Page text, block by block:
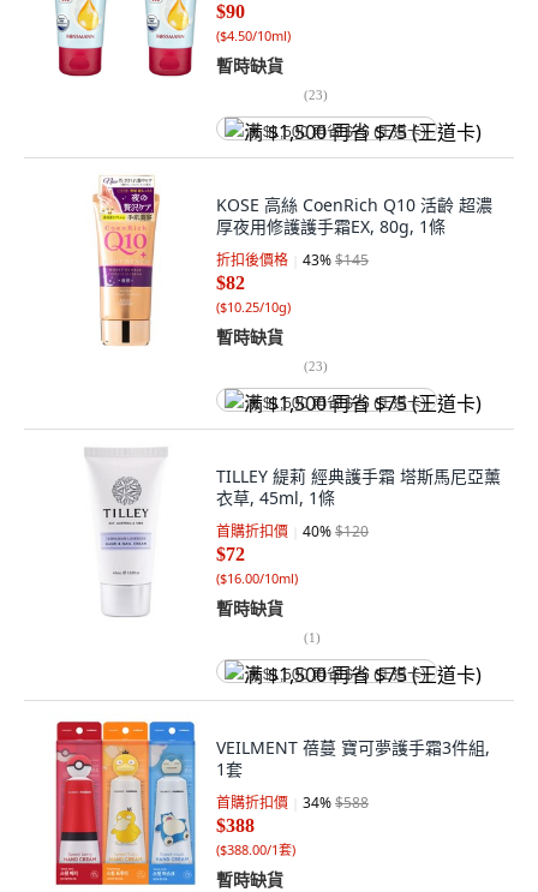
$90
($4.50/10ml)
暫時缺貨
(23)
满 $1,500 再省 $75 (王道卡)
KOSE 高絲 CoenRich Q10 活齡 超濃
厚夜用修護護手霜EX, 80g, 1條
折扣後價格 43%$145
$82
($10.25/10g)
暫時缺貨
(23)
满 $1,500 再省 $75 (王道卡)
TILLEY 緹莉 經典護手霜 塔斯馬尼亞薰
衣草, 45ml, 1條
首購折扣價 40%$120
$72
($16.00/10ml)
暫時缺貨
(1)
满 $1,500 再省 $75 (王道卡)
VEILMENT 蓓蔓 寶可夢護手霜3件組,
1套
首購折扣價 34%$588
$388
($388.00/1套)
暫時缺貨